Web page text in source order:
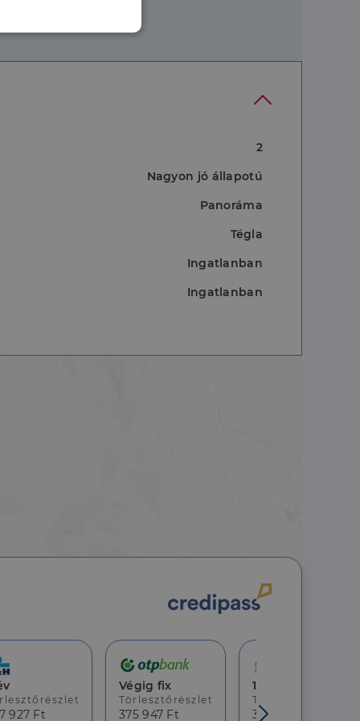
2
Nagyon jó állapotú
Panoráma
Tégla
Ingatlanban
Ingatlanban
927 Ft
Végig fix
Törlesztőrészlet
375 947 Ft
10 év
Törlesztőrészlet
369 482 Ft
való
a Cookie-
a weboldal
- amely jelentős
Ez a
hogy a
amelyet a
valós
amelyet a
hogy a tárolt